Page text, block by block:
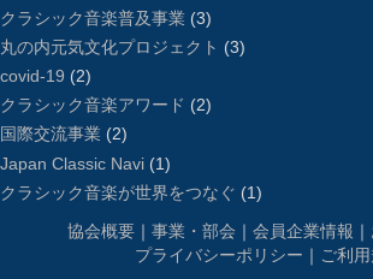
クラシック音楽普及事業 (3)
丸の内元気文化プロジェクト (3)
covid-19 (2)
クラシック音楽アワード (2)
国際交流事業 (2)
Japan Classic Navi (1)
クラシック音楽が世界をつなぐ (1)
協会概要 ｜ 事業・部会 ｜ 会員企業情報 ｜
プライバシーポリシー ｜ ご利